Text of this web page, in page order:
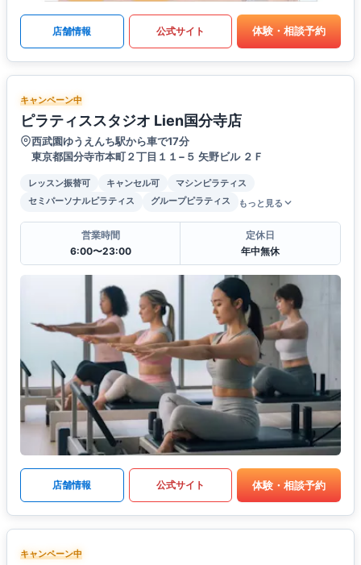
店舗情報 公式サイト 体験・相談予約
キャンペーン中
ピラティススタジオ Lien国分寺店
西武園ゆうえんち駅から車で17分
東京都国分寺市本町２丁目１１−５ 矢野ビル ２Ｆ
レッスン振替可 キャンセル可
マシンピラティス
セミパーソナルピラティス
グループピラティス もっと見る
営業時間
6:00〜23:00
定休日
年中無休
店舗情報 公式サイト 体験・相談予約
キャンペーン中